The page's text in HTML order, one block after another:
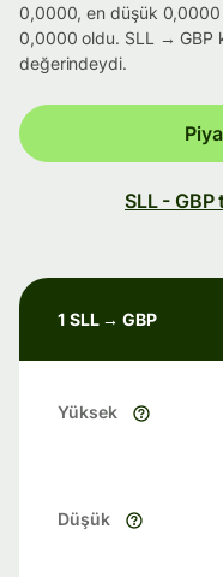
0,0000, en düşük
0,0000 oldu. SLL → GBP
değerindeydi.
SLL -
1 SLL → GBP
Yüksek
Düşük